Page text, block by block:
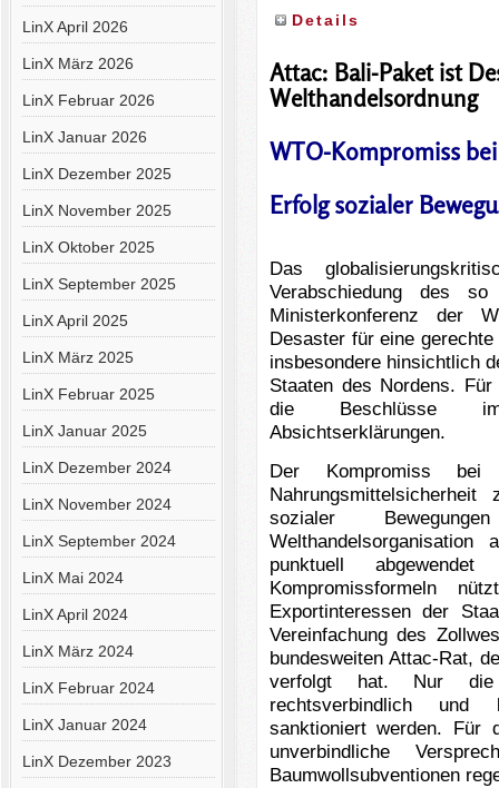
LinX April 2026
LinX März 2026
LinX Februar 2026
LinX Januar 2026
LinX Dezember 2025
LinX November 2025
LinX Oktober 2025
LinX September 2025
LinX April 2025
LinX März 2025
LinX Februar 2025
LinX Januar 2025
LinX Dezember 2024
LinX November 2024
LinX September 2024
LinX Mai 2024
LinX April 2024
LinX März 2024
LinX Februar 2024
LinX Januar 2024
LinX Dezember 2023
Details
Attac: Bali-Paket ist
Welthandelsordnung
WTO-Kompromiss
Erfolg sozialer
Das
Verabschiedung des
Ministerkonferenz der
Desaster für eine
insbesondere hinsichtlich
Staaten des Nordens.
die Beschlüsse im
Absichtserklärungen.
Der Kompromiss
Nahrungsmittelsicherheit
sozialer
Welthandelsorganisation
punktuell
Kompromissformeln
Exportinteressen der
Vereinfachung des
bundesweiten Attac-Rat,
verfolgt
hat. Nur die
rechtsverbindlich
sanktioniert werden. Für
unverbindliche
Baumwollsubventionen